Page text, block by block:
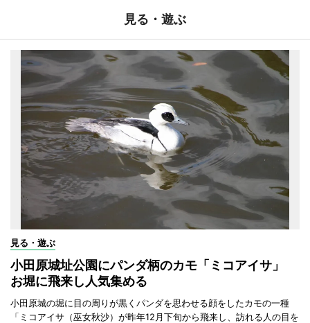
見る・遊ぶ
見る・遊ぶ
小田原城址公園にパンダ柄のカモ「ミコアイサ」
お堀に飛来し人気集める
小田原城の堀に目の周りが黒くパンダを思わせる顔をしたカモの一種
「ミコアイサ（巫女秋沙）が昨年12月下旬から飛来し、訪れる人の目を